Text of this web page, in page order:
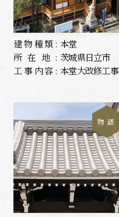
建物種類: 本堂
所在地: 茨城県日立市
工事内容: 本堂大改修工事
物 語